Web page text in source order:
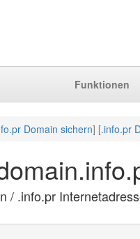
Funktionen
Domain sichern] [.info.pr
/ .info.pr